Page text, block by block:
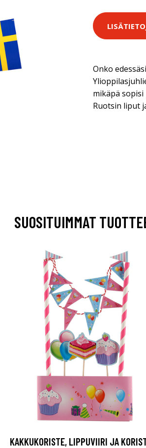
Onko
mikäpä
Ruotsin liput
SUOSITUIMMAT
KAKKUKORISTE, LIPPUVIIRI JA